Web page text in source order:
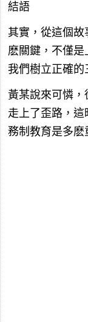
結語
其實，從這個
麽關鍵，不僅
我們樹立正確的
黃某說來可憐
走上了歪路，
務制教育是多麽